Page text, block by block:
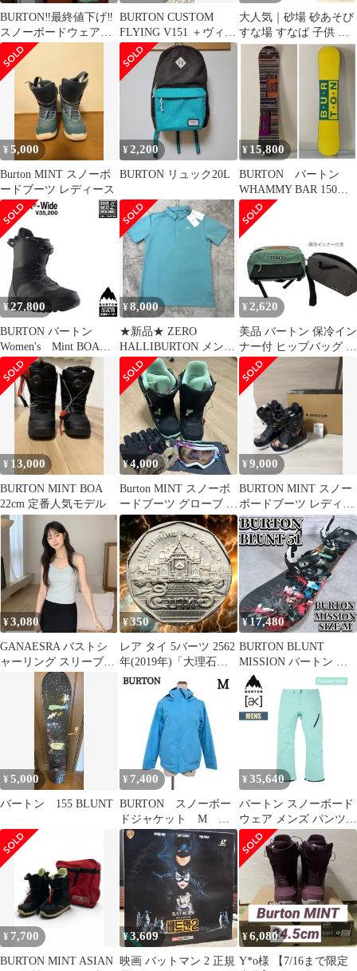
BURTON‼️最終値下げ‼️
スノーボードウェア上
下セット
BURTON CUSTOM
FLYING V151 ＋ヴィン
ディング 2点セット
大人気｜砂場 砂あそび
すな場 すなば 子供 こ
ども 庭 遊具 キッズ ガ
ーデンファニチャー
【Natural】
¥5,000
Burton MINT スノーボ
ードブーツ レディース
¥2,200
BURTON リュック20L
¥ 15,800
BURTON バートン
WHAMMY BAR 150
グラトリ
¥27,800
BURTON バートン
Women's Mint BOA
ミントボア【全国送料
無料】2026 正規品 保
証書付 /バートン ス
ノーボードブーツ 25‐
26 店舗成型無料
¥8,000
★新品★ ZERO
HALLIBURTON メンズ
ゴルフウェア ポロシャ
ツ M
¥ 2,620
美品 バートン 保冷イン
ナー付 ヒップバッグ ボ
ディバッグ ミントグリ
ーン 緑
¥ 13,000
BURTON MINT BOA
22cm 定番人気モデル
¥4,000
Burton MINT スノーボ
ードブーツ グローブ ゴ
ーグルセット
¥9,000
BURTON MINT スノー
ボードブーツ レディー
ス
¥3,080
GANAESRA バストシ
ャーリング スリーブレ
¥350
レア タイ 5バーツ 2562
年(2019年)「大理石寺
院」美品
¥17,480
BURTON BLUNT
MISSION バートン ブ
ラント ミッション
¥5,000
バートン 155 BLUNT
¥ 7,400
BURTON スノーボー
ドジャケット M ラ
イトブルー系 スノ
ボ バートン 中綿
¥ 35,640
バートン スノーボード
ウェア メンズ パンツ
24-25 Burton [ak] ゴア
テックス サイクリック
W25JP-100001 Mens [ak]
GORE-TEX Cyclic Pant
正規品
¥ 7,700
BURTON MINT ASIAN
¥3,609
映画 バットマン 2 正規
¥6,080
Y*o様 【7/16まで限定